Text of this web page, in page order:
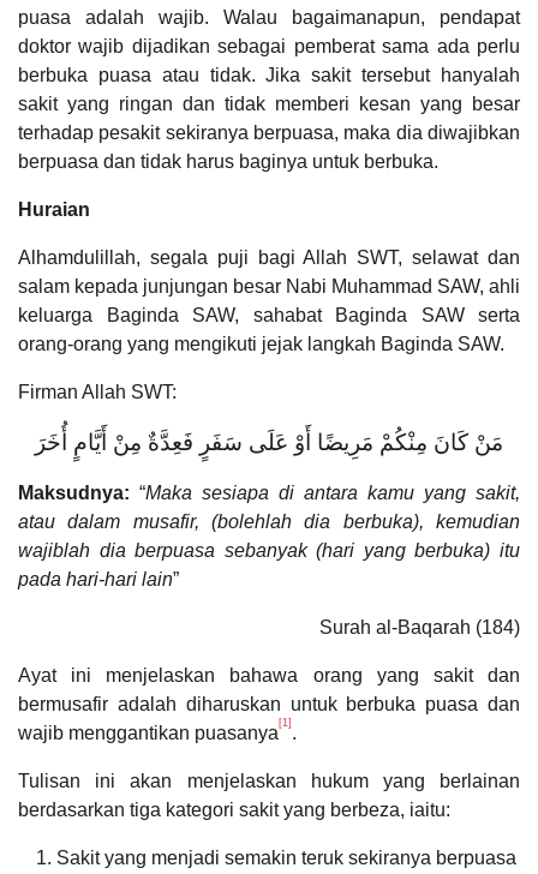
puasa adalah wajib. Walau bagaimanapun, pendapat
doktor wajib dijadikan sebagai pemberat sama ada perlu
berbuka puasa atau tidak. Jika sakit tersebut hanyalah
sakit yang ringan dan tidak memberi kesan yang besar
terhadap pesakit sekiranya berpuasa, maka dia diwajibkan
berpuasa dan tidak harus baginya untuk berbuka.
Huraian
Alhamdulillah, segala puji bagi Allah SWT, selawat dan
salam kepada junjungan besar Nabi Muhammad SAW, ahli
keluarga Baginda SAW, sahabat Baginda SAW serta
orang-orang yang mengikuti jejak langkah Baginda SAW.
Firman Allah SWT:
مَنْ كَانَ مِنْكُمْ مَرِيضًا أَوْ عَلَى سَفَرٍ فَعِدَّةٌ مِنْ أَيَّامٍ أُخَرَ
Maksudnya: “Maka sesiapa di antara kamu yang sakit,
atau dalam musafir, (bolehlah dia berbuka), kemudian
wajiblah dia berpuasa sebanyak (hari yang berbuka) itu
pada hari-hari lain”
Surah al-Baqarah (184)
Ayat ini menjelaskan bahawa orang yang sakit dan
bermusafir adalah diharuskan untuk berbuka puasa dan
wajib menggantikan puasanya [1] .
Tulisan ini akan menjelaskan hukum yang berlainan
berdasarkan tiga kategori sakit yang berbeza, iaitu:
Sakit yang menjadi semakin teruk sekiranya berpuasa